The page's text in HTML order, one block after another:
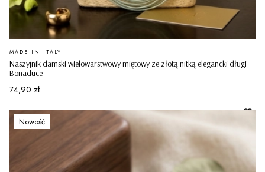
Naszyjnik damski wielowarstwowy miętowy ze złotą nitką elegancki długi
Bonaduce
PRODUCENT
MADE IN ITALY
Cena
74,90 zł
Nowość